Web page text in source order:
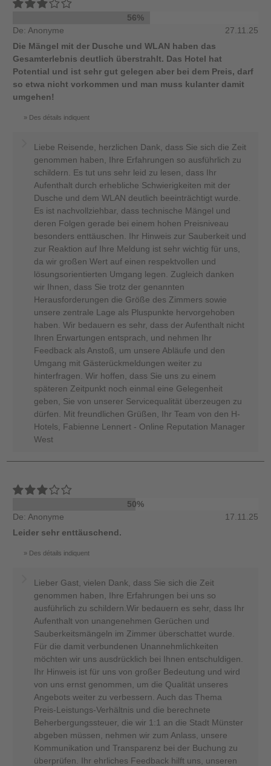
56%
De: Anonyme
27.11.25
Die Mängel mit der Dusche und WLAN haben das
Gesamterlebnis deutlich überstrahlt. Das Hotel hat
Potential und ist sehr gut gelegen aber bei dem Preis, darf
so etwa nicht vorkommen und man muss kulanter damit
umgehen!
Des détails indiquent
Liebe Reisende, herzlichen Dank, dass Sie sich die Zeit
genommen haben, Ihre Erfahrungen so ausführlich zu
schildern. Es tut uns sehr leid zu lesen, dass Ihr
Aufenthalt durch erhebliche Schwierigkeiten mit der
Dusche und dem WLAN deutlich beeinträchtigt wurde.
Es ist nachvollziehbar, dass technische Mängel und
deren Folgen gerade bei einem hohen Preisniveau
besonders enttäuschen. Ihr Hinweis zur Sauberkeit und
zur Reaktion auf Ihre Meldung ist sehr wichtig für uns,
da wir großen Wert auf einen respektvollen und
lösungsorientierten Umgang legen. Zugleich danken
wir Ihnen, dass Sie trotz der genannten
Herausforderungen die Größe des Zimmers sowie
unsere zentrale Lage als Pluspunkte hervorgehoben
haben. Wir bedauern es sehr, dass der Aufenthalt nicht
Ihren Erwartungen entsprach, und nehmen Ihr
Feedback als Anstoß, um unsere Abläufe und den
Umgang mit Gästerückmeldungen weiter zu
hinterfragen. Wir hoffen, dass Sie uns zu einem
späteren Zeitpunkt noch einmal eine Gelegenheit
geben, Sie von unserer Servicequalität überzeugen zu
dürfen. Mit freundlichen Grüßen, Ihr Team von den H-
Hotels, Fabienne Lennert - Online Reputation Manager
West
50%
De: Anonyme
17.11.25
Leider sehr enttäuschend.
Des détails indiquent
Lieber Gast, vielen Dank, dass Sie sich die Zeit
genommen haben, Ihre Erfahrungen bei uns so
ausführlich zu schildern.Wir bedauern es sehr, dass Ihr
Aufenthalt von unangenehmen Gerüchen und
Sauberkeitsmängeln im Zimmer überschattet wurde.
Für die damit verbundenen Unannehmlichkeiten
möchten wir uns ausdrücklich bei Ihnen entschuldigen.
Ihr Hinweis ist für uns von großer Bedeutung und wird
von uns ernst genommen, um die Qualität unseres
Angebots weiter zu verbessern. Auch das Thema
Preis-Leistungs-Verhältnis und die berechnete
Beherbergungssteuer, die wir 1:1 an die Stadt Münster
abgeben müssen, nehmen wir zum Anlass, unsere
Kommunikation und Transparenz bei der Buchung zu
überprüfen. Ihr ehrliches Feedback hilft uns, unseren